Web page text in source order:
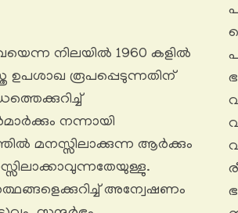
നിലയിൽ 1960 കളിൽ
ഉപശാഖ രൂപപ്പെടുന്നതിന്
നന്നായി
മനസ്സിലാക്കുന്ന ആർക്കും
അന്വേഷണം